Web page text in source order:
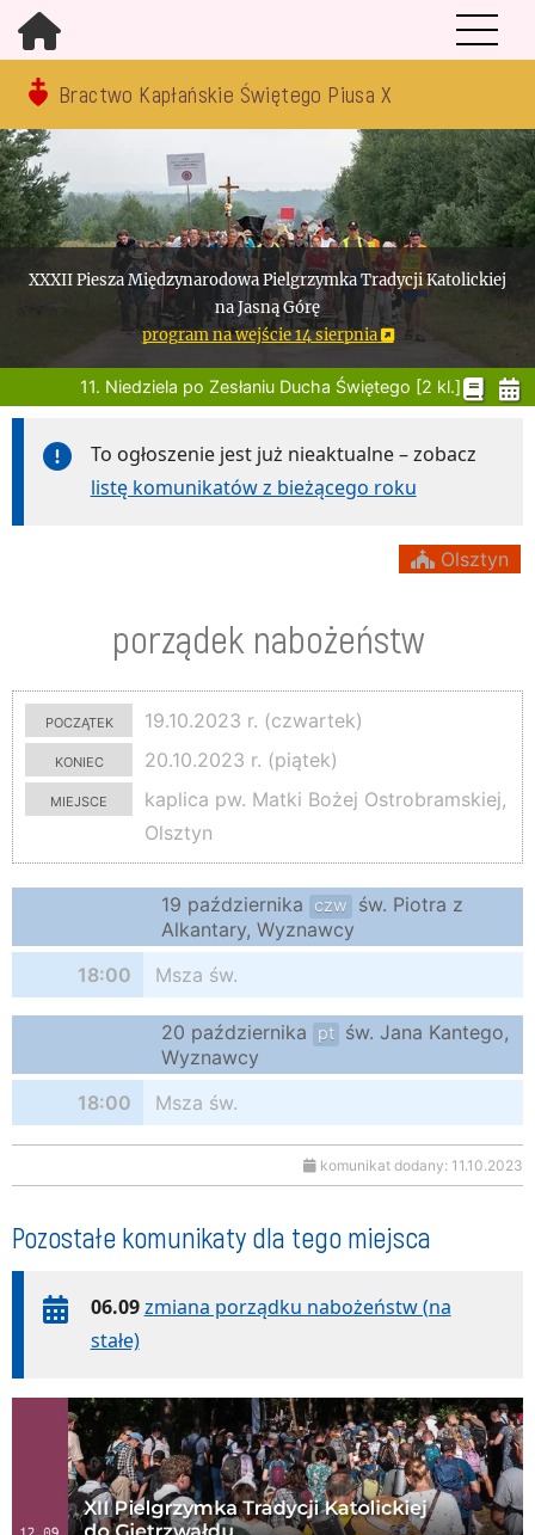
Bractwo Kapłańskie Świętego Piusa X
XXXII Piesza Międzynarodowa Pielgrzymka Tradycji Katolickiej
na Jasną Górę
program na wejście 14 sierpnia
11. Niedziela po Zesłaniu Ducha Świętego [2 kl.]
To ogłoszenie jest już nieaktualne – zobacz
listę komunikatów z bieżącego roku
Olsztyn
porządek nabożeństw
początek
19.10.2023 r. (czwartek)
koniec
20.10.2023 r. (piątek)
miejsce
kaplica pw. Matki Bożej Ostrobramskiej,
Olsztyn
19 października czw
św. Piotra z
Alkantary, Wyznawcy
18:00
Msza św.
20 października pt św. Jana Kantego,
Wyznawcy
18:00
Msza św.
komunikat dodany: 11.10.2023
Pozostałe komunikaty dla tego miejsca
06.09 zmiana porządku nabożeństw (na
stałe)